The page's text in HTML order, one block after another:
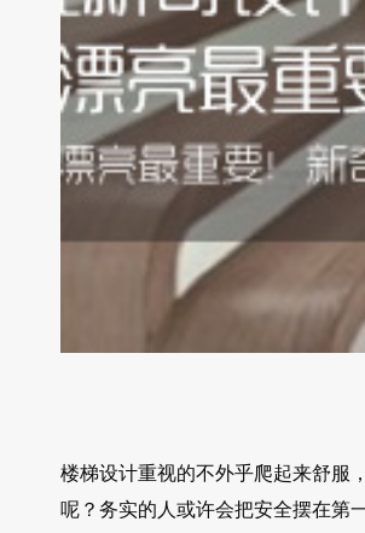
楼梯设计重视的不外乎爬起来舒服
呢？务实的人或许会把安全摆在第